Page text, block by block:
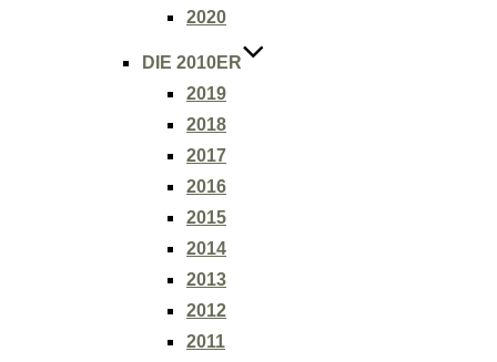
2020
DIE 2010ER
2019
2018
2017
2016
2015
2014
2013
2012
2011